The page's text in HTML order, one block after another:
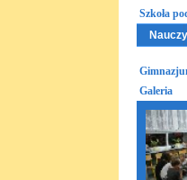
Szkoła
Galeria